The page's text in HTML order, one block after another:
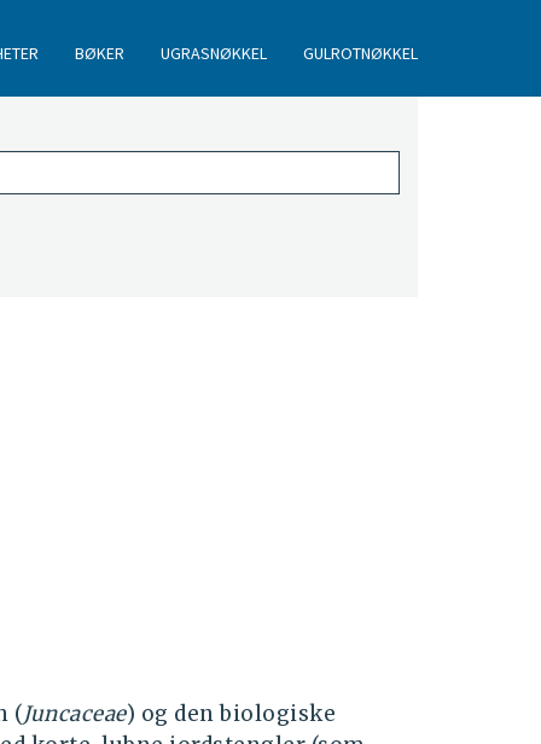
BØKER UGRASNØKKEL GULROTNØKKEL
(Juncaceae) og den biologiske